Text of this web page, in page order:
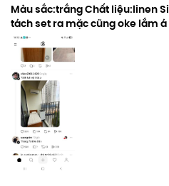
Màu sắc:trắng Chất liệu:linen
tách set ra mặc cũng oke lắm á